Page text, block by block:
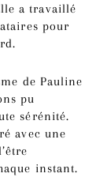
a travaillé
pour
de Pauline
pu
sérénité.
avec une
instant.